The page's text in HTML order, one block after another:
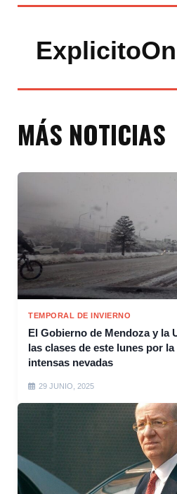
MÁS NOTICIAS
TEMPORAL DE INVIERNO
El Gobierno de Mendoza y la
las clases de este lunes por
intensas nevadas
29 JUNIO, 2025